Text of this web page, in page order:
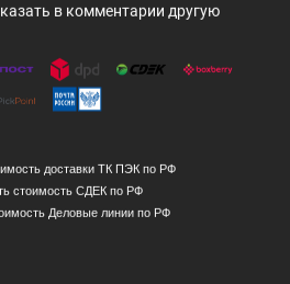
в комментарии другую
доставки ТК ПЭК по РФ
стоимость СДЕК по РФ
Деловые линии по РФ